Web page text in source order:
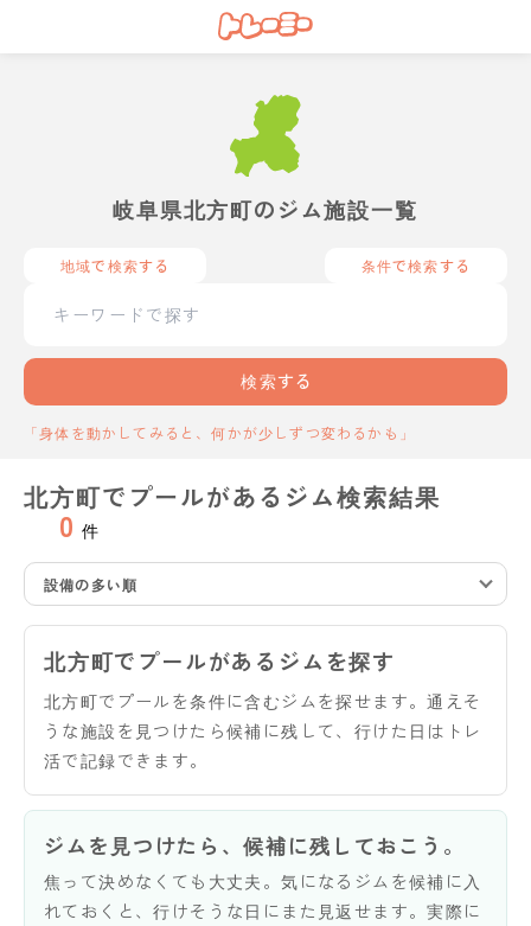
岐阜県北方町のジム施設一覧
地域で検索する 条件で検索する
検索する
「身体を動かしてみると、何かが少しずつ変わるかも」
北方町でプールがあるジム検索結果
0 件
設備の多い順
北方町でプールがあるジムを探す
北方町でプールを条件に含むジムを探せます。通えそ
うな施設を見つけたら候補に残して、行けた日はトレ
活で記録できます。
ジムを見つけたら、候補に残しておこう。
焦って決めなくても大丈夫。気になるジムを候補に入
れておくと、行けそうな日にまた見返せます。実際に